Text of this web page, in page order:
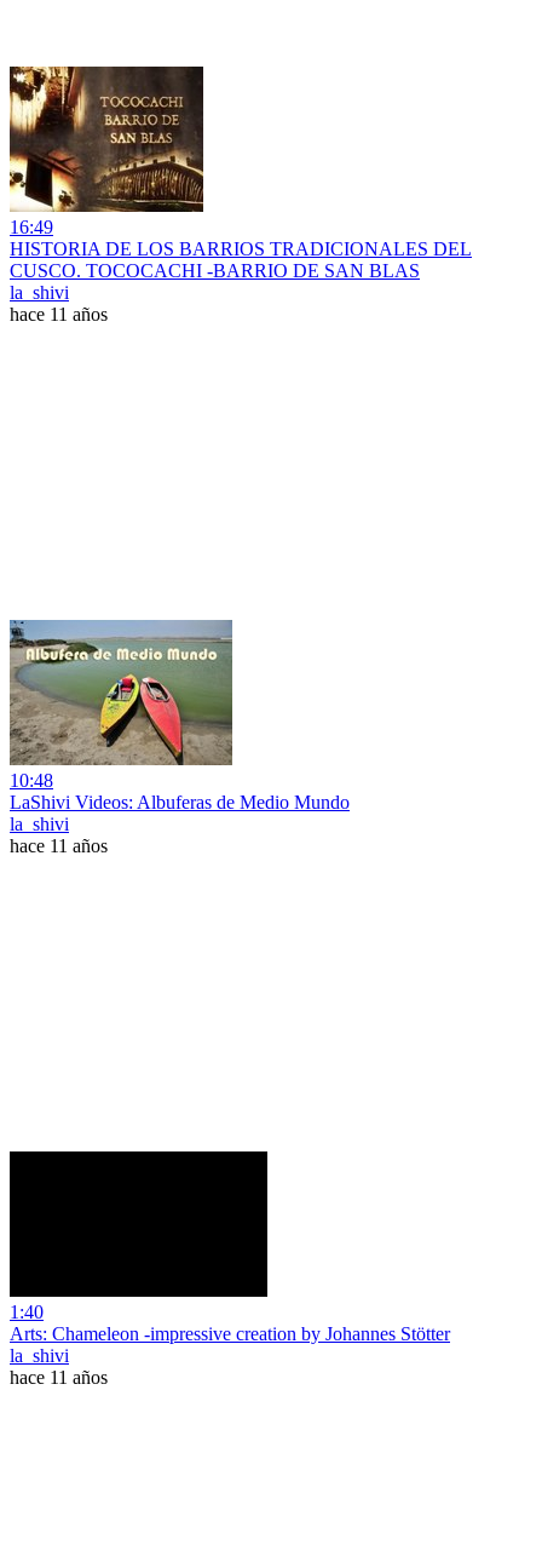
16:49
HISTORIA DE LOS BARRIOS TRADICIONALES DEL
CUSCO. TOCOCACHI -BARRIO DE SAN BLAS
la_shivi
hace 11 años
10:48
LaShivi Videos: Albuferas de Medio Mundo
la_shivi
hace 11 años
1:40
Arts: Chameleon -impressive creation by Johannes Stötter
la_shivi
hace 11 años